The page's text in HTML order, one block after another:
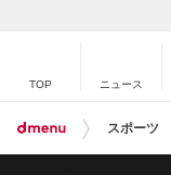
TOP ニュース
スポーツ